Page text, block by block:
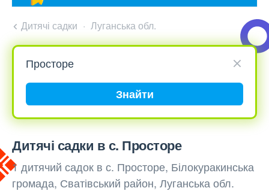
Дитячі садки Луганська обл.
Знайти
Дитячі садки в с. Просторе
1 дитячий садок в с. Просторе, Білокуракинська
громада, Сватівський район, Луганська обл.